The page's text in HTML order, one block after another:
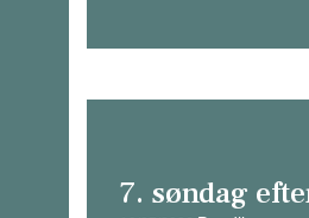
7. søndag